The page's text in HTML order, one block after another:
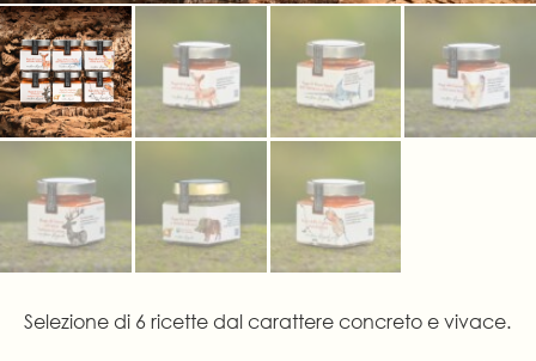
Selezione di 6 ricette dal carattere concreto e vivace.